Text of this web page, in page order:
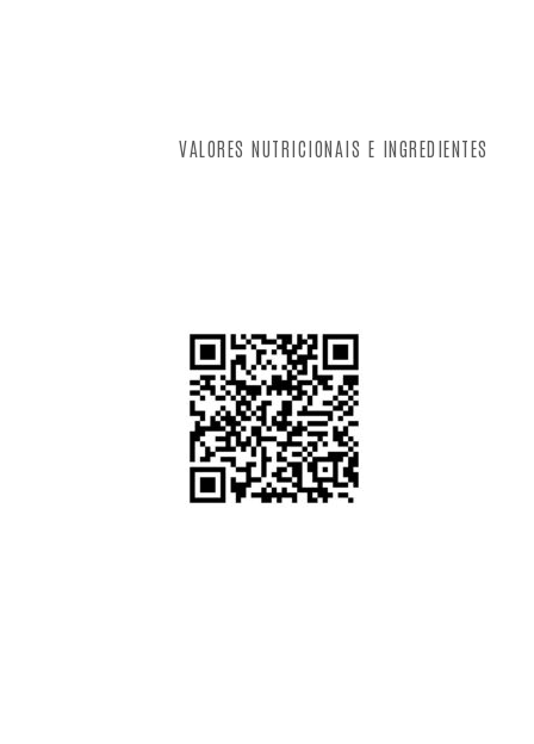
VALORES NUTRICIONAIS E INGREDIENTES